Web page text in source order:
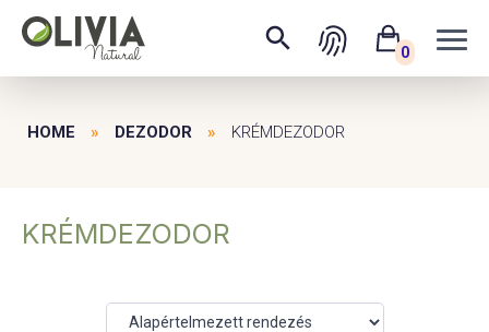
0
HOME » DEZODOR » KRÉMDEZODOR
KRÉMDEZODOR